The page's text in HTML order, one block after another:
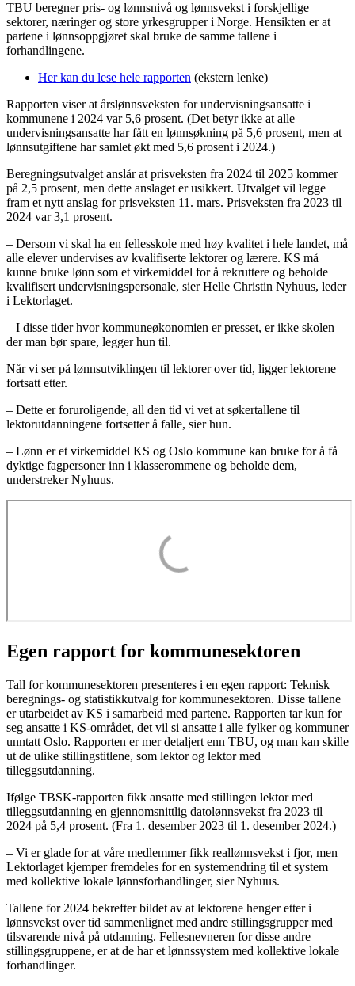
TBU beregner pris- og lønnsnivå og lønnsvekst i forskjellige
sektorer, næringer og store yrkesgrupper i Norge. Hensikten er at
partene i lønnsoppgjøret skal bruke de samme tallene i
forhandlingene.
Her kan du lese hele rapporten (ekstern lenke)
Rapporten viser at årslønnsveksten for undervisningsansatte i
kommunene i 2024 var 5,6 prosent. (Det betyr ikke at alle
undervisningsansatte har fått en lønnsøkning på 5,6 prosent, men at
lønnsutgiftene har samlet økt med 5,6 prosent i 2024.)
Beregningsutvalget anslår at prisveksten fra 2024 til 2025 kommer
på 2,5 prosent, men dette anslaget er usikkert. Utvalget vil legge
fram et nytt anslag for prisveksten 11. mars. Prisveksten fra 2023 til
2024 var 3,1 prosent.
– Dersom vi skal ha en fellesskole med høy kvalitet i hele landet, må
alle elever undervises av kvalifiserte lektorer og lærere. KS må
kunne bruke lønn som et virkemiddel for å rekruttere og beholde
kvalifisert undervisningspersonale, sier Helle Christin Nyhuus, leder
i Lektorlaget.
– I disse tider hvor kommuneøkonomien er presset, er ikke skolen
der man bør spare, legger hun til.
Når vi ser på lønnsutviklingen til lektorer over tid, ligger lektorene
fortsatt etter.
– Dette er foruroligende, all den tid vi vet at søkertallene til
lektorutdanningene fortsetter å falle, sier hun.
– Lønn er et virkemiddel KS og Oslo kommune kan bruke for å få
dyktige fagpersoner inn i klasserommene og beholde dem,
understreker Nyhuus.
Egen rapport for kommunesektoren
Tall for kommunesektoren presenteres i en egen rapport: Teknisk
beregnings- og statistikkutvalg for kommunesektoren. Disse tallene
er utarbeidet av KS i samarbeid med partene. Rapporten tar kun for
seg ansatte i KS-området, det vil si ansatte i alle fylker og kommuner
unntatt Oslo. Rapporten er mer detaljert enn TBU, og man kan skille
ut de ulike stillingstitlene, som lektor og lektor med
tilleggsutdanning.
Ifølge TBSK-rapporten fikk ansatte med stillingen lektor med
tilleggsutdanning en gjennomsnittlig datolønnsvekst fra 2023 til
2024 på 5,4 prosent. (Fra 1. desember 2023 til 1. desember 2024.)
– Vi er glade for at våre medlemmer fikk reallønnsvekst i fjor, men
Lektorlaget kjemper fremdeles for en systemendring til et system
med kollektive lokale lønnsforhandlinger, sier Nyhuus.
Tallene for 2024 bekrefter bildet av at lektorene henger etter i
lønnsvekst over tid sammenlignet med andre stillingsgrupper med
tilsvarende nivå på utdanning. Fellesnevneren for disse andre
stillingsgruppene, er at de har et lønnssystem med kollektive lokale
forhandlinger.